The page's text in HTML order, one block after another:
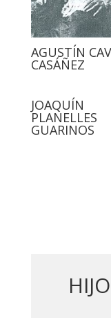
AGUSTÍN
CASÁÑEZ
JOAQUÍN
PLANELLES
GUARINOS